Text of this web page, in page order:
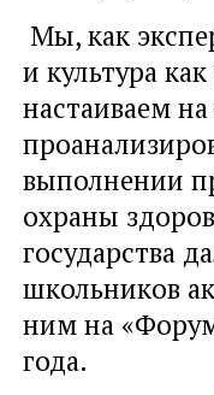
Мы, как
и культура
настаиваем
выполнении
охраны
государства
школьников
ним на
года.